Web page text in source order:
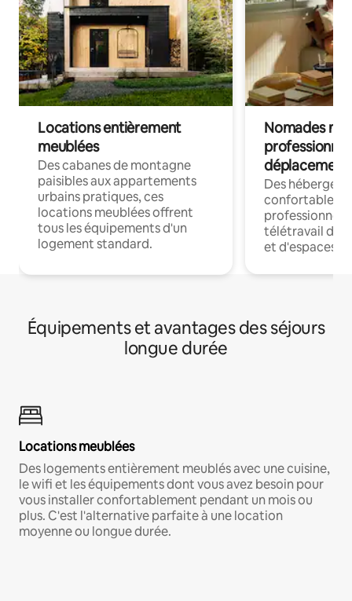
Locations entièrement
meublées
Des cabanes de montagne
paisibles aux appartements
urbains pratiques, ces
locations meublées offrent
tous les équipements d'un
logement standard.
Nomades
déplacement
Des
confortables
professionnels
télétravail
et d'espaces
Équipements et avantages des séjours
longue durée
Locations meublées
Des logements entièrement meublés avec une cuisine,
le wifi et les équipements dont vous avez besoin pour
vous installer confortablement pendant un mois ou
plus. C'est l'alternative parfaite à une location
moyenne ou longue durée.